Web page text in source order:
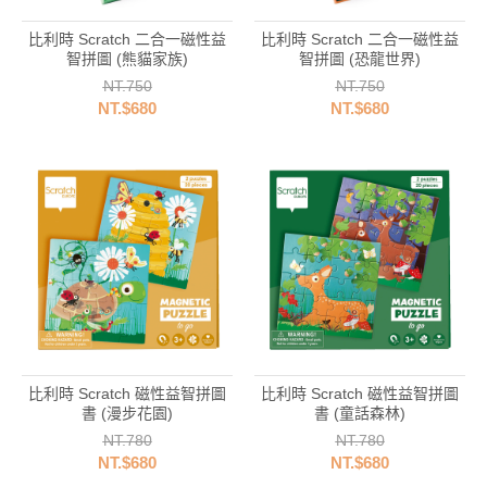
比利時 Scratch 二合一磁性益
智拼圖 (熊貓家族)
NT.750
NT.$680
比利時 Scratch 二合一磁性益
智拼圖 (恐龍世界)
NT.750
NT.$680
比利時 Scratch 磁性益智拼圖
書 (漫步花園)
NT.780
NT.$680
比利時 Scratch 磁性益智拼圖
書 (童話森林)
NT.780
NT.$680